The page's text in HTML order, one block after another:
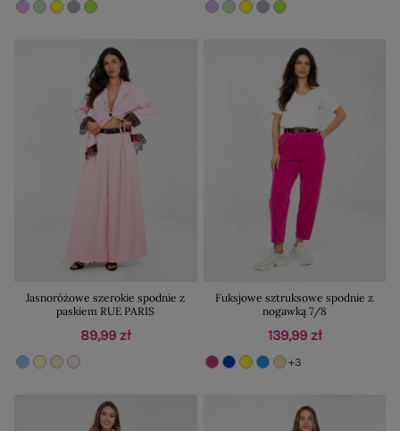
Jasnoróżowe szerokie spodnie z
paskiem RUE PARIS
89,99 zł
Fuksjowe sztruksowe spodnie z
nogawką 7/8
139,99 zł
+3